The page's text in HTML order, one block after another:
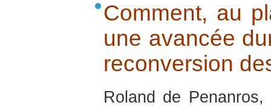
Comment, au
une avancée
reconversion
Roland de